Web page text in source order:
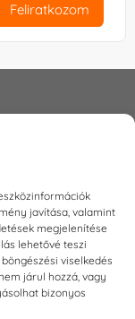
javítása, valamint
megjelenítése
lehetővé teszi
viselkedés
járul hozzá, vagy
bizonyos
Feliratkozom